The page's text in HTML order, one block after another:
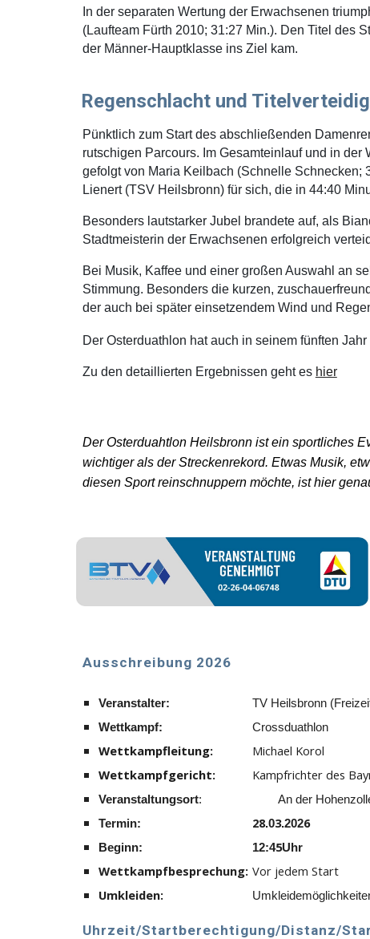
In der separaten Wertung der Erwachsenen
(Laufteam Fürth 2010; 31:27 Min.). Den Titel des
der Männer-Hauptklasse ins Ziel kam.
Regenschlacht und
Pünktlich zum Start des abschließenden
rutschigen Parcours. Im Gesamteinlauf und in
gefolgt von Maria Keilbach (Schnelle Schnecken;
Lienert (TSV Heilsbronn) für sich, die in 44:40
Besonders lautstarker Jubel brandete auf, als
Stadtmeisterin der Erwachsenen erfolgreich
Bei Musik, Kaffee und einer großen Auswahl an
Stimmung. Besonders die kurzen,
der auch bei später einsetzendem Wind und
Der Osterduathlon hat auch in seinem fünften
Zu den detaillierten Ergebnissen geht es hier
Der Osterduahtlon Heilsbronn ist ein sportliches
wichtiger als der Streckenrekord. Etwas Musik,
diesen Sport reinschnuppern möchte, ist hier
Ausschreibung 2026
Veranstalter:
TV Heilsbronn
Wettkampf:
Crossduathlon
Wettkampfleitung:
Michael Korol
Wettkampfgericht:
Kampfrichter des
Veranstaltungsort: An der
Termin:
28.03.2026
Beginn: 12:45Uhr
Wettkampfbesprechung: Vor jedem Start
Umkleiden:
Uhrzeit/Startberechtigung/Distanz/